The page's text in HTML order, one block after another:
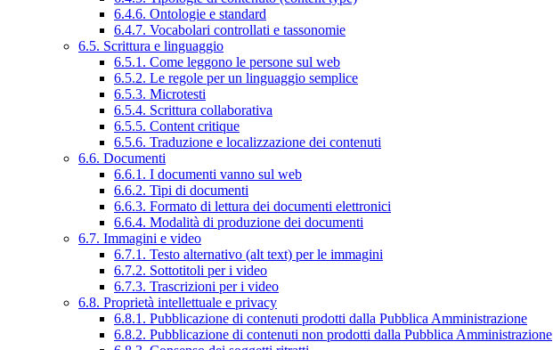
6.4.6. Ontologie e standard
6.4.7. Vocabolari controllati e tassonomie
6.5. Scrittura e linguaggio
6.5.1. Come leggono le persone sul web
6.5.2. Le regole per un linguaggio semplice
6.5.3. Microtesti
6.5.4. Scrittura collaborativa
6.5.5. Content critique
6.5.6. Traduzione e localizzazione dei contenuti
6.6. Documenti
6.6.1. I documenti vanno sul web
6.6.2. Tipi di documenti
6.6.3. Formato di lettura dei documenti elettronici
6.6.4. Modalità di produzione dei documenti
6.7. Immagini e video
6.7.1. Testo alternativo (alt text) per le immagini
6.7.2. Sottotitoli per i video
6.7.3. Trascrizioni per i video
6.8. Proprietà intellettuale e privacy
6.8.1. Pubblicazione di contenuti prodotti dalla Pubblica Amministrazione
6.8.2. Pubblicazione di contenuti non prodotti dalla Pubblica Amministrazione